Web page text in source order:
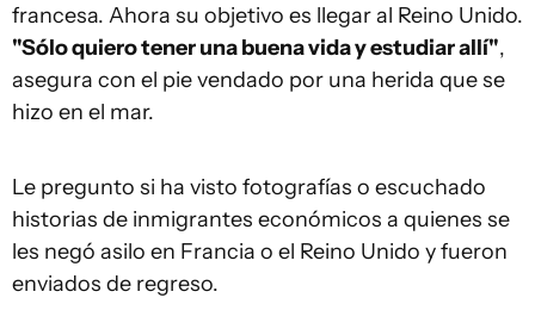
francesa. Ahora su objetivo es llegar al Reino Unido.
"Sólo quiero tener una buena vida y estudiar allí",
asegura con el pie vendado por una herida que se
hizo en el mar.
Le pregunto si ha visto fotografías o escuchado
historias de inmigrantes económicos a quienes se
les negó asilo en Francia o el Reino Unido y fueron
enviados de regreso.